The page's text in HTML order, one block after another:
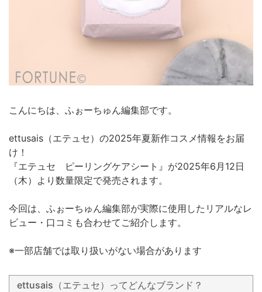
こんにちは、ふぉーちゅん編集部です。
ettusais（エテュセ）の2025年夏新作コスメ情報をお届
け！
『エテュセ ピーリングケアシート』が2025年6月12日
（木）より数量限定で発売されます。
今回は、ふぉーちゅん編集部が実際に使用したリアルなレ
ビュー・口コミも合わせてご紹介します。
※一部店舗では取り扱いがない場合があります
ettusais（エテュセ）ってどんなブランド？